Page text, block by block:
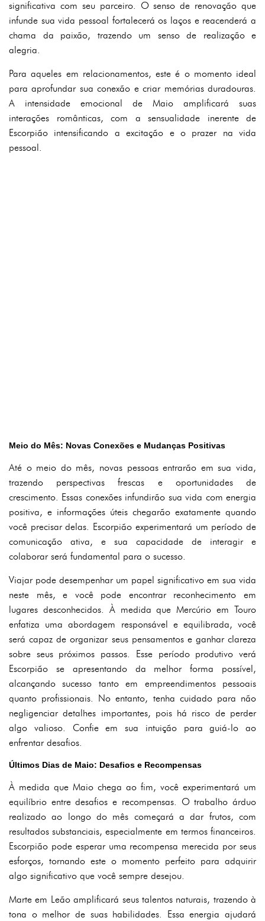
significativa com seu parceiro. O senso de renovação que
infunde sua vida pessoal fortalecerá os laços e reacenderá a
chama da paixão, trazendo um senso de realização e
alegria.
Para aqueles em relacionamentos, este é o momento ideal
para aprofundar sua conexão e criar memórias duradouras.
A intensidade emocional de Maio amplificará suas
interações românticas, com a sensualidade inerente de
Escorpião intensificando a excitação e o prazer na vida
pessoal.
Meio do Mês: Novas Conexões e Mudanças Positivas
Até o meio do mês, novas pessoas entrarão em sua vida,
trazendo perspectivas frescas e oportunidades de
crescimento. Essas conexões infundirão sua vida com energia
positiva, e informações úteis chegarão exatamente quando
você precisar delas. Escorpião experimentará um período de
comunicação ativa, e sua capacidade de interagir e
colaborar será fundamental para o sucesso.
Viajar pode desempenhar um papel significativo em sua vida
neste mês, e você pode encontrar reconhecimento em
lugares desconhecidos. À medida que Mercúrio em Touro
enfatiza uma abordagem responsável e equilibrada, você
será capaz de organizar seus pensamentos e ganhar clareza
sobre seus próximos passos. Esse período produtivo verá
Escorpião se apresentando da melhor forma possível,
alcançando sucesso tanto em empreendimentos pessoais
quanto profissionais. No entanto, tenha cuidado para não
negligenciar detalhes importantes, pois há risco de perder
algo valioso. Confie em sua intuição para guiá-lo ao
enfrentar desafios.
Últimos Dias de Maio: Desafios e Recompensas
À medida que Maio chega ao fim, você experimentará um
equilíbrio entre desafios e recompensas. O trabalho árduo
realizado ao longo do mês começará a dar frutos, com
resultados substanciais, especialmente em termos financeiros.
Escorpião pode esperar uma recompensa merecida por seus
esforços, tornando este o momento perfeito para adquirir
algo significativo que você sempre desejou.
Marte em Leão amplificará seus talentos naturais, trazendo à
tona o melhor de suas habilidades. Essa energia ajudará